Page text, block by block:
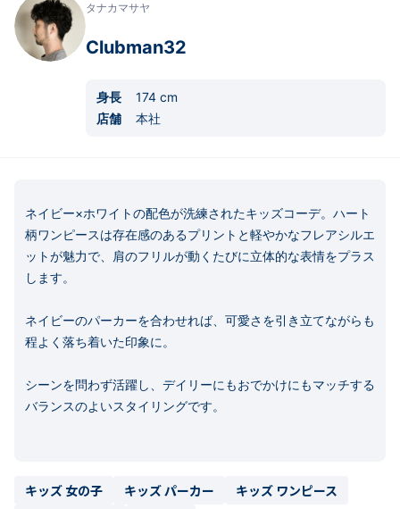
タナカマサヤ
Clubman32
身長 174 cm
店舗
本社
ネイビー×ホワイトの配色が洗練されたキッズコーデ。ハート
柄ワンピースは存在感のあるプリントと軽やかなフレアシルエ
ットが魅力で、肩のフリルが動くたびに立体的な表情をプラス
します。
ネイビーのパーカーを合わせれば、可愛さを引き立てながらも
程よく落ち着いた印象に。
シーンを問わず活躍し、デイリーにもおでかけにもマッチする
バランスのよいスタイリングです。
キッズ 女の子 キッズ パーカー
キッズ ワンピース